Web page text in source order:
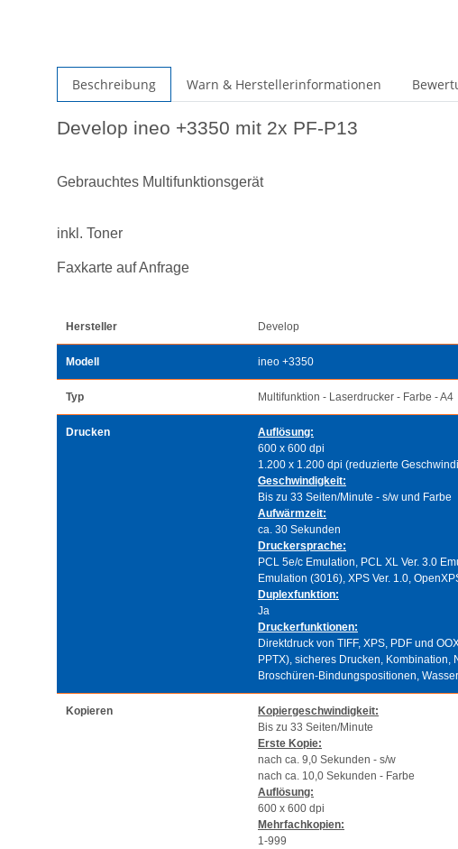
Beschreibung Warn & Herstellerinformationen
Develop ineo +3350 mit 2x PF-P13
Gebrauchtes Multifunktionsgerät
inkl. Toner
Faxkarte auf Anfrage
Hersteller Develop
Modell ineo +3350
Typ Multifunktion - Laserdrucker - Farbe - A4
Drucken
Auflösung:
600 x 600 dpi
1.200 x 1.200 dpi (reduzierte
Geschwindigkeit:
Bis zu 33 Seiten/Minute - s/w und Farbe
Aufwärmzeit:
ca. 30 Sekunden
Druckersprache:
PCL 5e/c Emulation, PCL XL Ver. 3.0
Emulation (3016), XPS Ver. 1.0,
Duplexfunktion:
Ja
Druckerfunktionen:
Direktdruck von TIFF, XPS, PDF und
PPTX), sicheres Drucken, Kombination,
Broschüren-Bindungspositionen,
Kopieren
Kopiergeschwindigkeit:
Bis zu 33 Seiten/Minute
Erste Kopie:
nach ca. 9,0 Sekunden - s/w
nach ca. 10,0 Sekunden - Farbe
Auflösung:
600 x 600 dpi
Mehrfachkopien:
1-999